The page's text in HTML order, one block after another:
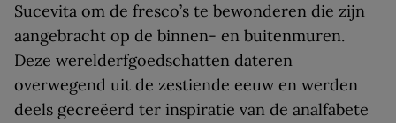
Sucevita om de fresco’s te bewonderen die zijn
aangebracht op de binnen- en buitenmuren.
Deze werelderfgoedschatten dateren
overwegend uit de zestiende eeuw en werden
deels gecreëerd ter inspiratie van de analfabete